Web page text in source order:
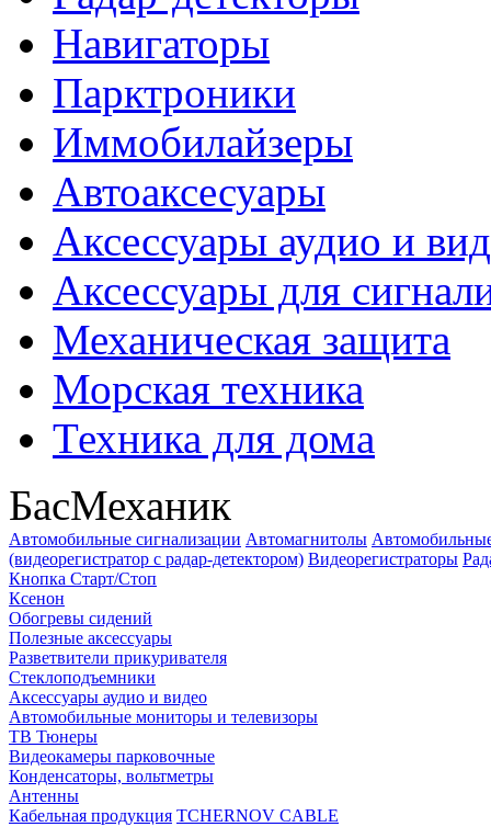
Навигаторы
Парктроники
Иммобилайзеры
Автоаксесуары
Аксессуары аудио и
Аксессуары для
Механическая защита
Морская техника
Техника для дома
БасМеханик
Автомобильные сигнализации Автомагнитолы
(видеорегистратор с радар-детектором) Видеорегистраторы
Кнопка Старт/Стоп
Ксенон
Обогревы сидений
Полезные аксессуары
Разветвители прикуривателя
Стеклоподъемники
Аксессуары аудио и видео
Автомобильные мониторы и телевизоры
ТВ Тюнеры
Видеокамеры парковочные
Конденсаторы, вольтметры
Антенны
Кабельная продукция TCHERNOV CABLE